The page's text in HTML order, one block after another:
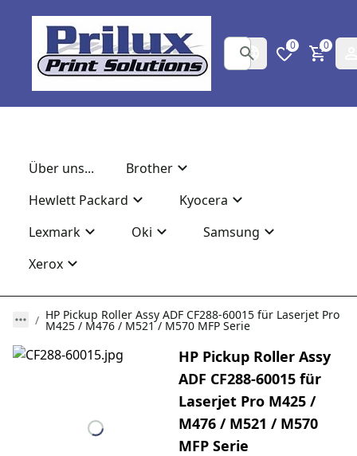
0 0
Über uns...
Brother
Hewlett Packard
Kyocera
Lexmark
Oki
Samsung
Xerox
HP Pickup Roller Assy ADF CF288-60015 für Laserjet Pro
M425 / M476 / M521 / M570 MFP Serie
HP Pickup Roller Assy
ADF CF288-60015 für
Laserjet Pro M425 /
M476 / M521 / M570
MFP Serie